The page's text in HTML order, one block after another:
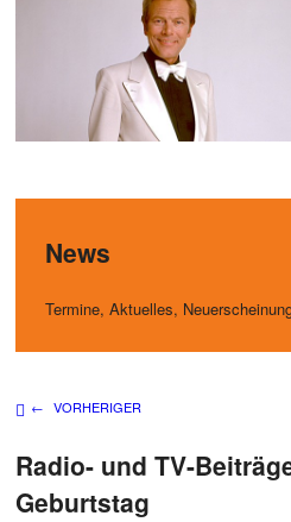
News
Termine, Aktuelles,
Beitragsnavigation
← VORHERIGER
Radio- und TV-
Geburtstag